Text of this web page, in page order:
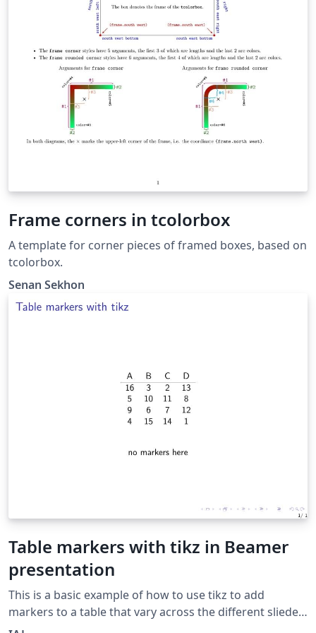
Frame corners in tcolorbox
A template for corner pieces of framed boxes, based on
tcolorbox.
Senan Sekhon
Table markers with tikz in Beamer
presentation
This is a basic example of how to use tikz to add
markers to a table that vary across the different sliedes
of a frame.